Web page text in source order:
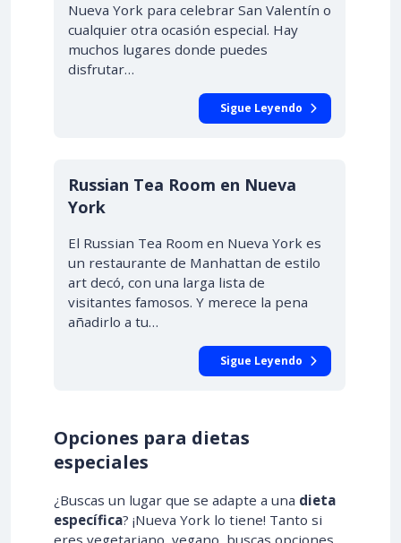
Nueva York para celebrar San Valentín o
cualquier otra ocasión especial. Hay
muchos lugares donde puedes
disfrutar…
Sigue Leyendo
Russian Tea Room en Nueva
York
El Russian Tea Room en Nueva York es
un restaurante de Manhattan de estilo
art decó, con una larga lista de
visitantes famosos. Y merece la pena
añadirlo a tu…
Sigue Leyendo
Opciones para dietas
especiales
¿Buscas un lugar que se adapte a una dieta
específica? ¡Nueva York lo tiene! Tanto si
eres vegetariano, vegano, buscas opciones